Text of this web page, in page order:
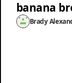
banana
Brady